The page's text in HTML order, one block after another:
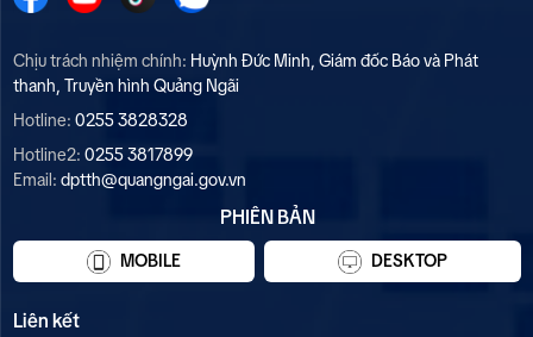
Chịu trách nhiệm chính: Huỳnh Đức Minh, Giám đốc Báo và Phát
thanh, Truyền hình Quảng Ngãi
Hotline: 0255 3828328
Hotline2: 0255 3817899
Email: dptth@quangngai.gov.vn
PHIÊN BẢN
MOBILE DESKTOP
Liên kết